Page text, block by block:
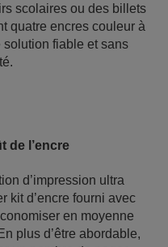
scolaires ou des billets
quatre encres couleur à
solution fiable et sans
de l’encre
d’impression ultra
kit d’encre fourni avec
en moyenne
plus d’être abordable,